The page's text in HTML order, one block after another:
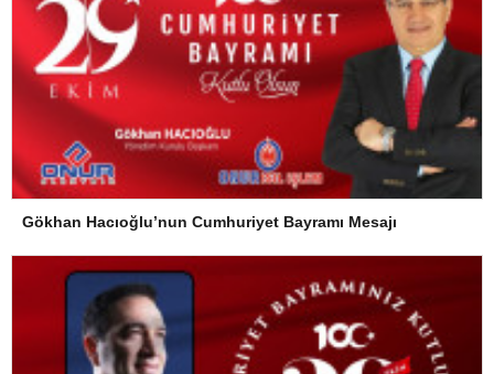
Gökhan Hacıoğlu’nun Cumhuriyet Bayramı Mesajı